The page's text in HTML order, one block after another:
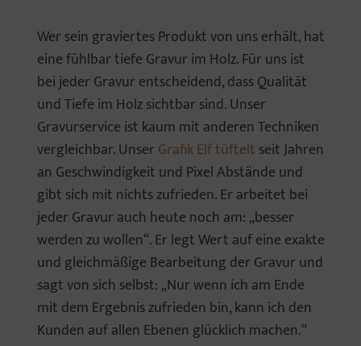
Wer sein graviertes Produkt von uns erhält, hat
eine fühlbar tiefe Gravur im Holz. Für uns ist
bei jeder Gravur entscheidend, dass Qualität
und Tiefe im Holz sichtbar sind. Unser
Gravurservice ist kaum mit anderen Techniken
vergleichbar. UnserGrafik Elf tüftelt seit Jahren
an Geschwindigkeit und Pixel Abstände und
gibt sich mit nichts zufrieden. Er arbeitet bei
jeder Gravur auch heute noch am: „besser
werden zu wollen“. Er legt Wert auf eine exakte
und gleichmäßige Bearbeitung der Gravur und
sagt von sich selbst: „Nur wenn ich am Ende
mit dem Ergebnis zufrieden bin, kann ich den
Kunden auf allen Ebenen glücklich machen.“